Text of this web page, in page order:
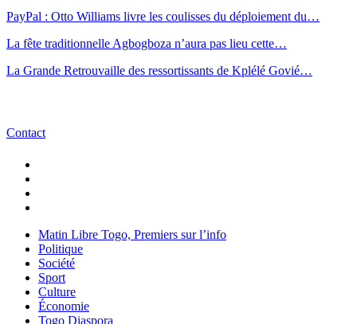
PayPal : Otto Williams livre les coulisses du déploiement du…
La fête traditionnelle Agbogboza n’aura pas lieu cette…
La Grande Retrouvaille des ressortissants de Kplélé Govié…
Contact
Matin Libre Togo, Premiers sur l’info
Politique
Société
Sport
Culture
Économie
Togo Diaspora